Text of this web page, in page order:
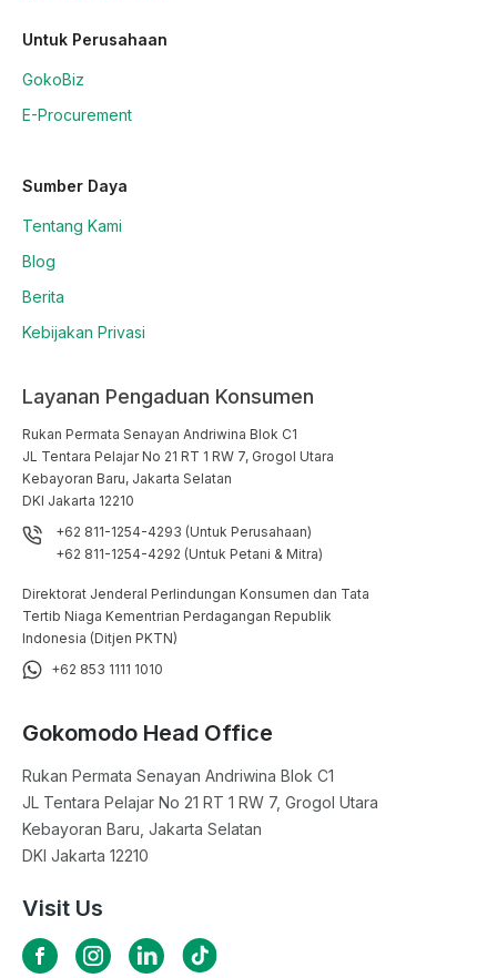
Untuk Perusahaan
GokoBiz
E-Procurement
Sumber Daya
Tentang Kami
Blog
Berita
Kebijakan Privasi
Layanan Pengaduan Konsumen
Rukan Permata Senayan Andriwina Blok C1
JL Tentara Pelajar No 21 RT 1 RW 7, Grogol Utara
Kebayoran Baru, Jakarta Selatan
DKI Jakarta 12210
+62 811-1254-4293 (Untuk Perusahaan)
+62 811-1254-4292 (Untuk Petani & Mitra)
Direktorat Jenderal Perlindungan Konsumen dan Tata
Tertib Niaga Kementrian Perdagangan Republik
Indonesia (Ditjen PKTN)
+62 853 1111 1010
Gokomodo Head Office
Rukan Permata Senayan Andriwina Blok C1
JL Tentara Pelajar No 21 RT 1 RW 7, Grogol Utara
Kebayoran Baru, Jakarta Selatan
DKI Jakarta 12210
Visit Us